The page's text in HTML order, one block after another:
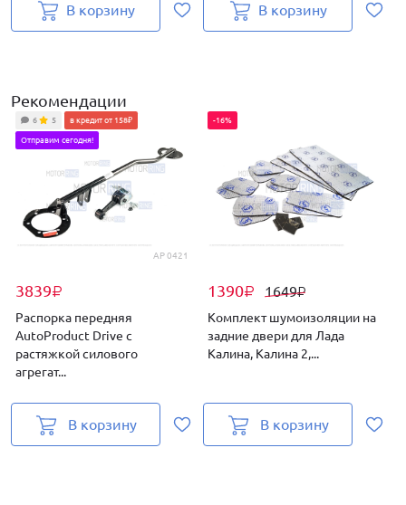
В корзину В корзину
Рекомендации
AP 0421
3839₽
6 5 в кредит от 158₽
Отправим сегодня!
Распорка передняя
AutoProduct Drive с
растяжкой силового
агрегат...
В корзину
1390₽ 1649₽
-16%
Комплект шумоизоляции на
задние двери для Лада
Калина, Калина 2,...
В корзину